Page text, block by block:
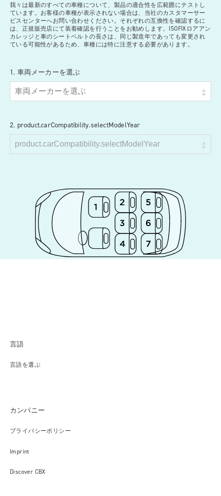
我々は最新のすべての車種について、製品の適合性を広範囲にテストし
ています。お客様の車種が表示されない場合は、当社のカスタマーサー
ビスセンターへお問い合わせください。それぞれの互換性を確認するに
は、正規販売店にて装着確認を行うことをお勧めします。ISOFIXロアアン
カレッジと車のシートベルトの長さは、同じ製造年であっても変更され
ている可能性があるため、車種には特に注意する必要があります。
1. 車両メーカーを選ぶ
2. product.carCompatibility.selectModelYear
言語
言語を選ぶ
カンパニー
プライバシーポリシー
Imprint
Discover CBX